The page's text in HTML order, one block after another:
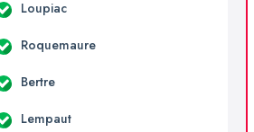
Loupiac
Roquemaure
Bertre
Lempaut